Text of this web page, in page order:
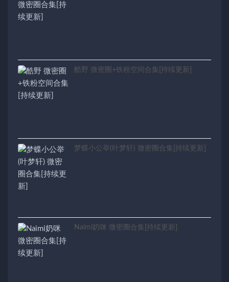
酷野 微密圈+铁粉空间合集[持续更新]
梦蝶小公举(叶梦轩) 微密圈合集[持续更新]
Naimi奶咪 微密圈合集[持续更新]